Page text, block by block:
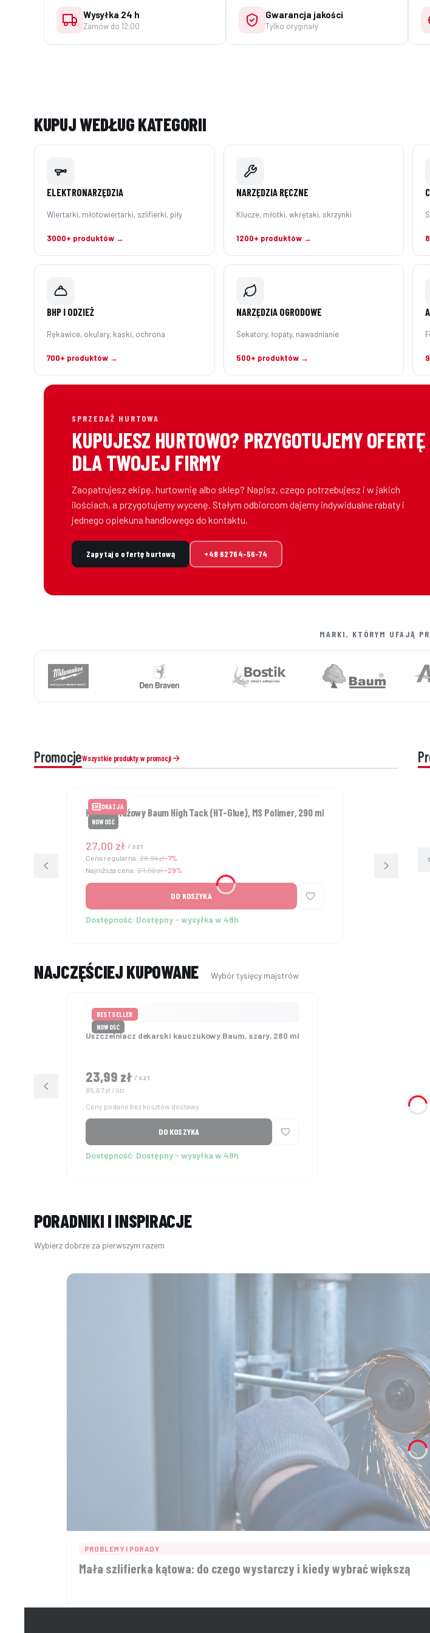
Wysyłka 24 h
Zamów do 12:00
Gwarancja jakości
Tylko oryginały
KUPUJ WEDŁUG KATEGORII
ELEKTRONARZĘDZIA
Wiertarki, młotowiertarki, szlifierki, piły
3000+ produktów →
NARZĘDZIA RĘCZNE
Klucze, młotki, wkrętaki, skrzynki
1200+ produktów →
BHP I ODZIEŻ
Rękawice, okulary, kaski, ochrona
700+ produktów →
NARZĘDZIA OGRODOWE
Sekatory, łopaty, nawadnianie
500+ produktów →
SPRZEDAŻ HURTOWA
KUPUJESZ HURTOWO? PRZYGOTUJEMY OFERTĘ
DLA TWOJEJ FIRMY
Zaopatrujesz ekipę, hurtownię albo sklep? Napisz, czego potrzebujesz i w jakich
ilościach, a przygotujemy wycenę. Stałym odbiorcom dajemy indywidualne rabaty i
jednego opiekuna handlowego do kontaktu.
Zapytaj o ofertę hurtową +48 62 764-56-74
MARKI, KTÓRYM UFAJĄ
PromocjeWszystkie produkty w promocji
OKAZJA
NOWOŚĆ
Klej montażowy Baum High Tack (HT-Glue), MS Polimer, 290 ml
Cena promocyjna
27,00 zł / szt
Cena regularna:28,94 zł-7%
Najniższa cena:21,00 zł--29%
DO KOSZYKA
Dostępność: Dostępny - wysyłka w 48h
NAJCZĘŚCIEJ KUPOWANE
BESTSELLER
NOWOŚĆ
Uszczelniacz dekarski kauczukowy Baum, szary, 280 ml
Cena brutto
23,99 zł / szt
Cena jednostkowa brutto
85,67 zł / litr
Ceny podane bez kosztów dostawy.
DO KOSZYKA
Dostępność: Dostępny - wysyłka w 48h
PORADNIKI I INSPIRACJE
PROBLEMY I PORADY
Mała szlifierka kątowa: do czego wystarczy i kiedy wybrać większą